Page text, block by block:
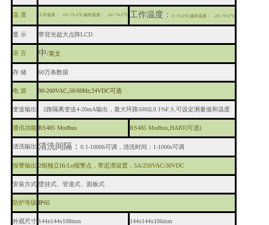
温 度 工作温度： -10~70.0℃;储存温度： -20~70.0℃ 工作温度： 0~70.0℃;储存温度： -20~70.0℃
显 示 带背光超大点阵LCD
语 言 中/英文
存 储 60万条数据
电 源 90-260VAC,50/60Hz;24VDC可选
变送输出 2路隔离变送4-20mA输出，最大环路500Ω,0.1%F.S,可设定测量值和温度
通讯功能 RS485 Modbus RS485 Modbus, HART(可选)
清洗输出 清洗间隔： 0.1-1000h可调，清洗时间：1-1000s可调
报警输出 2组独立Hi/Lo报警点，带迟滞设置，5A/250VAC/30VDC
安装方式 壁挂式、管道式、面板式
防护等级 IP65
外观尺寸 144x144x108mm 144x144x106mm